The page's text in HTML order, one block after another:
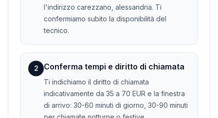
l'indirizzo carezzano, alessandria. Ti
confermiamo subito la disponibilità del
tecnico.
2 Conferma tempi e diritto di chiamata
Ti indichiamo il diritto di chiamata
indicativamente da 35 a 70 EUR e la finestra
di arrivo: 30-60 minuti di giorno, 30-90 minuti